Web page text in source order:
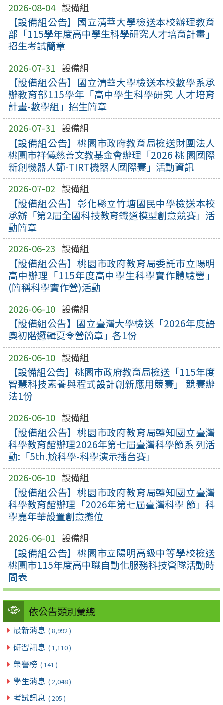
2026-08-04 設備組
【設備組公告】國立清華大學檢送本校辦理教育
部「115學年度高中學生科學研究人才培育計畫」
招生考試簡章
2026-07-31 設備組
【設備組公告】國立清華大學檢送本校數學系承
辦教育部115學年「高中學生科學研究 人才培育
計畫-數學組」招生簡章
2026-07-31 設備組
【設備組公告】桃園市政府教育局檢送財團法人
桃園市祥儀慈善文教基金會辦理「2026 桃 園國際
新創機器人節-TIRT機器人國際賽」活動資訊
2026-07-02 設備組
【設備組公告】彰化縣立竹塘國民中學檢送本校
承辦「第2屆全國科技教育鐵道模型創意競賽」活
動簡章
2026-06-23 設備組
【設備組公告】桃園市政府教育局委託市立陽明
高中辦理「115年度高中學生科學實作體驗營」
(簡稱科學實作營)活動
2026-06-10 設備組
【設備組公告】國立臺灣大學檢送「2026年度語
奧初階邏輯夏令營簡章」各1份
2026-06-10 設備組
【設備組公告】桃園市政府教育局檢送「115年度
智慧科技素養與程式設計創新應用競賽」 競賽辦
法1份
2026-06-10 設備組
【設備組公告】桃園市政府教育局轉知國立臺灣
科學教育館辦理2026年第七屆臺灣科學節系 列活
動:「5th.尬科學-科學演示擂台賽」
2026-06-10 設備組
【設備組公告】桃園市政府教育局轉知國立臺灣
科學教育館辦理「2026年第七屆臺灣科學 節」科
學嘉年華設置創意攤位
2026-06-01 設備組
【設備組公告】桃園市立陽明高級中等學校檢送
桃園市115年度高中職自動化服務科技營隊活動時
間表
依公告類別彙總
最新消息 ( 8,992 )
研習訊息 ( 1,110 )
榮譽榜 ( 141 )
學生消息 ( 2,048 )
考試訊息 ( 205 )